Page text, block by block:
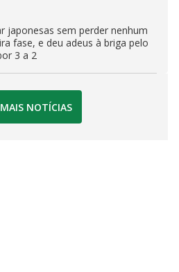
japonesas sem perder nenhum
fase, e deu adeus à briga pelo
3 a 2
NOTÍCIAS